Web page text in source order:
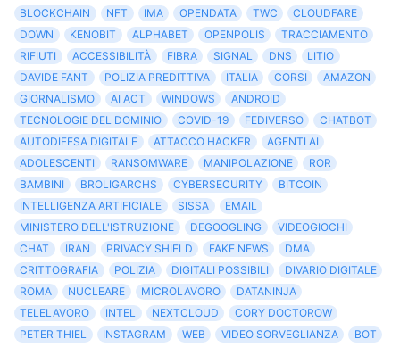
BLOCKCHAIN
NFT IMA OPENDATA TWC
CLOUDFARE
DOWN
KENOBIT ALPHABET OPENPOLIS
TRACCIAMENTO
RIFIUTI
ACCESSIBILITÀ FIBRA SIGNAL DNS
LITIO
DAVIDE FANT
POLIZIA PREDITTIVA ITALIA CORSI
AMAZON
GIORNALISMO
AI ACT WINDOWS
ANDROID
TECNOLOGIE DEL DOMINIO
COVID-19 FEDIVERSO
CHATBOT
AUTODIFESA DIGITALE
ATTACCO HACKER
AGENTI AI
ADOLESCENTI
RANSOMWARE MANIPOLAZIONE
ROR
BAMBINI
BROLIGARCHS CYBERSECURITY
BITCOIN
INTELLIGENZA ARTIFICIALE
SISSA
EMAIL
MINISTERO DELL'ISTRUZIONE
DEGOOGLING
VIDEOGIOCHI
CHAT
IRAN PRIVACY SHIELD FAKE NEWS
DMA
CRITTOGRAFIA
POLIZIA DIGITALI POSSIBILI
DIVARIO DIGITALE
ROMA
NUCLEARE MICROLAVORO
DATANINJA
TELELAVORO
INTEL NEXTCLOUD
CORY DOCTOROW
PETER THIEL
INSTAGRAM WEB VIDEO SORVEGLIANZA
BOT